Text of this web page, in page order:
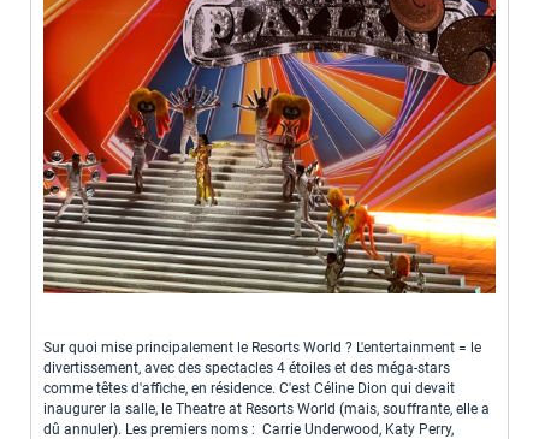
Sur quoi mise principalement le Resorts World ? L'entertainment = le
divertissement, avec des spectacles 4 étoiles et des méga-stars
comme têtes d'affiche, en résidence. C'est Céline Dion qui devait
inaugurer la salle, le Theatre at Resorts World (mais, souffrante, elle a
dû annuler). Les premiers noms : Carrie Underwood, Katy Perry,